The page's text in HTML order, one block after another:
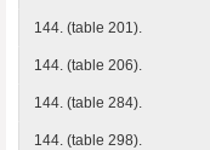
144. (table 201).
144. (table 206).
144. (table 284).
144. (table 298).